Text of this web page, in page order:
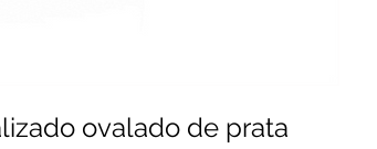
ovalado de prata